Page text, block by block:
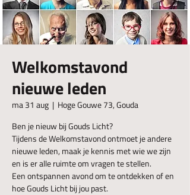
Welkomstavond
nieuwe leden
ma 31 aug
  |
Hoge Gouwe 73, Gouda
Ben je nieuw bij Gouds Licht?
Tijdens de Welkomstavond ontmoet je andere
nieuwe leden, maak je kennis met wie we zijn
en is er alle ruimte om vragen te stellen.
Een ontspannen avond om te ontdekken of en
hoe Gouds Licht bij jou past.